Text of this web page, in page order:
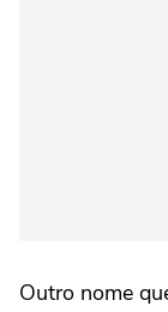
Outro nome